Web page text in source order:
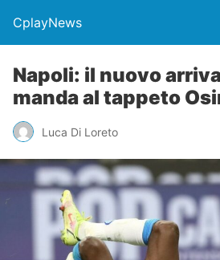
CplayNews
Napoli: il nuovo
manda al tappeto
Luca Di Loreto